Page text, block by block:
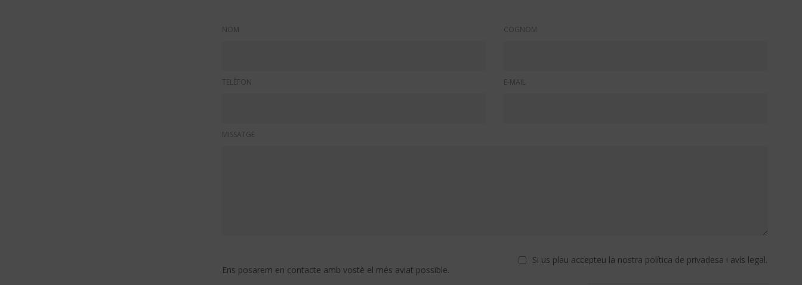
NOM
TELÈFON
COGNOM
E-MAIL
MISSATGE
Ens posarem en contacte amb vostè el més aviat possible.
Si us plau accepteu la nostra política de privadesa i avís legal.